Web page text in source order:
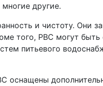
другие.
и чистоту. Они
того, РВС могут
питьевого
оснащены